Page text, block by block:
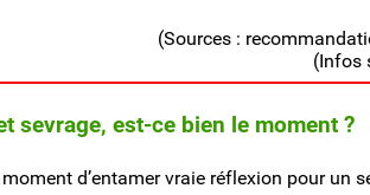
(Sources :
(Infos
sevrage, est-ce bien le moment ?
d’entamer vraie réflexion pour un